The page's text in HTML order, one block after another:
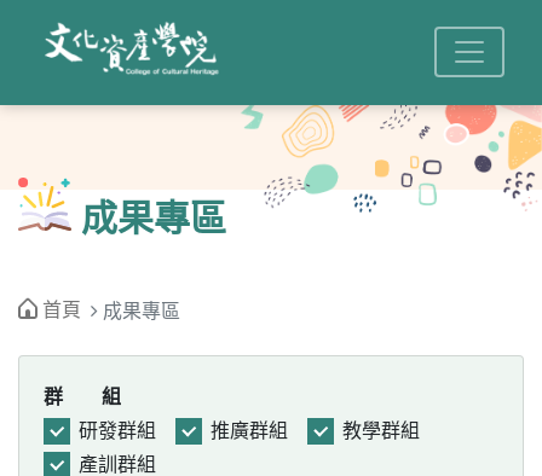
成果專區
首頁 成果專區
群 組
研發群組
推廣群組
教學群組
產訓群組